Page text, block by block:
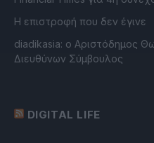
Η επιστροφή που δεν έγινε
diadikasia: ο Αριστόδημος
Διευθύνων Σύμβουλος
DIGITAL LIFE